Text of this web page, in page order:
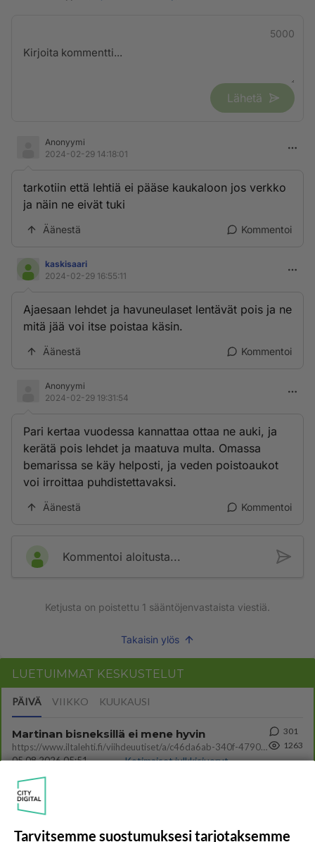
5000
Lähetä
Anonyymi
2024-02-29 14:18:01
tarkotiin että lehtiä ei pääse kaukaloon jos verkko
ja näin ne eivät tuki
Äänestä Kommentoi
kaskisaari
2024-02-29 16:55:11
Ajaesaan lehdet ja havuneulaset lentävät pois ja ne
mitä jää voi itse poistaa käsin.
Äänestä Kommentoi
Anonyymi
2024-02-29 19:31:54
Pari kertaa vuodessa kannattaa ottaa ne auki, ja
kerätä pois lehdet ja maatuva multa. Omassa
bemarissa se käy helposti, ja veden poistoaukot
voi irroittaa puhdistettavaksi.
Äänestä Kommentoi
Kommentoi aloitusta...
Ketjusta on poistettu 1 sääntöjenvastaista viestiä.
Takaisin ylös
LUETUIMMAT KESKUSTELUT
PÄIVÄ VIIKKO KUUKAUSI
Martinan bisneksillä ei mene hyvin
https://www.iltalehti.fi/viihdeuutiset/a/c46da6ab-340f-4790-aaa7-0865eed2336 Yrityksen konkurssihakemus on tullut kärä
05.08.2026 05:51
Kotimaiset julkkisjuorut
301
1263
05.08.2026 07:23
Tarvitsemme suostumuksesi tarjotaksemme